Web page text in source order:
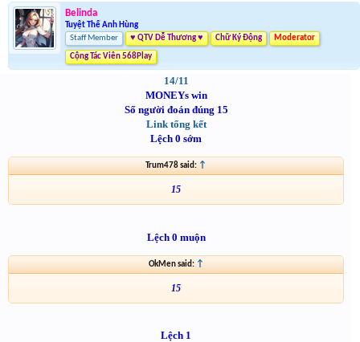
Belinda
Tuyệt Thế Anh Hùng
Staff Member
♥ QTV Dễ Thương ♥ Chữ Ký Động Moderator
Cộng Tác Viên 568Play
14/11
MONEYs win
Số người đoán đúng 15
Link tổng kết
Lệch 0 sớm
Trum478 said: ↑
15
Lệch 0 muộn
OkMen said: ↑
15
Lệch 1